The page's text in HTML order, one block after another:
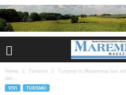
Home Turismo
Turismo in Maremma, luci
del...
VIVI TURISMO